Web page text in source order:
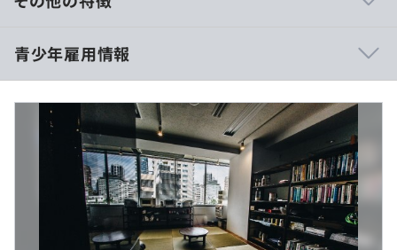
・エンジニア社長だから開発環境、ツール選定にはこだわ
mif：三菱総合研究所様がおこなった生活者30,000人、シ
ニア15,000人を対象とした、2,000問からなる国内最大級
のアンケートを、自由自在に集計し、分析することが出来
るサービスの設計・実装・運用を行っています。。市場予
測のための大規模アンケート集計システムの開発
シラス：作家・思想家の東浩紀氏が創業したゲンロン様の
■賃金の決定方法：当社規定により決定
■基本給：32 万~
■残業代：100%支給
■その他手当：支給
■残業代：別途支給
青少年雇用情報
過去３年間の新卒採用者数・離職者数
前年度 採用者数5人 離職者数0人
2年度前 採用者数3人 離職者数0人
3年度前 採用者数0人 離職者数0人
過去３年間の新卒採用者数の男女別人数